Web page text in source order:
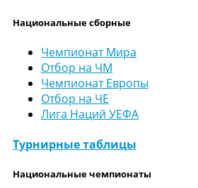
Национальные сборные
Чемпионат Мира
Отбор на ЧМ
Чемпионат Европы
Отбор на ЧЕ
Лига Наций УЕФА
Турнирные таблицы
Национальные чемпионаты